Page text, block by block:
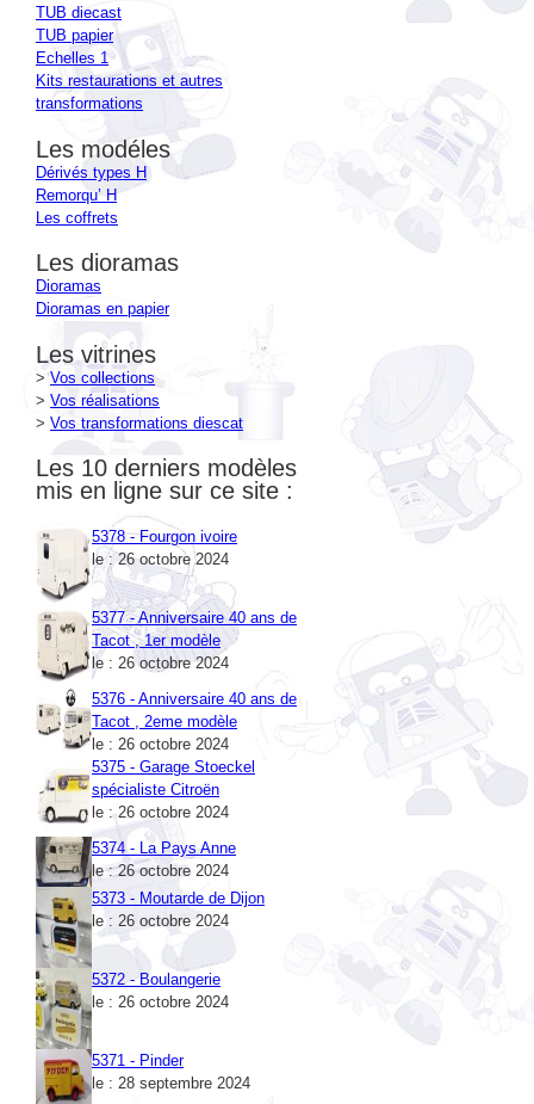
TUB diecast
TUB papier
Echelles 1
Kits restaurations et autres
transformations
Les modéles
Dérivés types H
Remorqu’ H
Les coffrets
Les dioramas
Dioramas
Dioramas en papier
Les vitrines
>Vos collections
> Vos réalisations
> Vos transformations diescat
Les 10 derniers modèles
mis en ligne sur ce site :
5378 - Fourgon ivoire
le : 26 octobre 2024
5377 - Anniversaire 40 ans de
Tacot , 1er modèle
le : 26 octobre 2024
5376 - Anniversaire 40 ans de
Tacot , 2eme modèle
le : 26 octobre 2024
5375 - Garage Stoeckel
spécialiste Citroën
le : 26 octobre 2024
5374 - La Pays Anne
le : 26 octobre 2024
5373 - Moutarde de Dijon
le : 26 octobre 2024
5372 - Boulangerie
le : 26 octobre 2024
5371 - Pinder
le : 28 septembre 2024